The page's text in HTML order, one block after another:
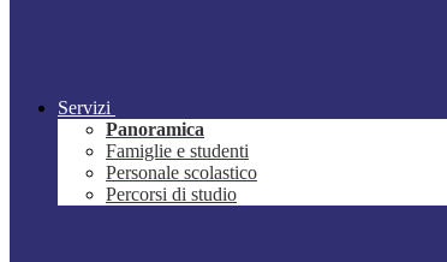
Servizi
Panoramica
Famiglie e studenti
Personale scolastico
Percorsi di studio